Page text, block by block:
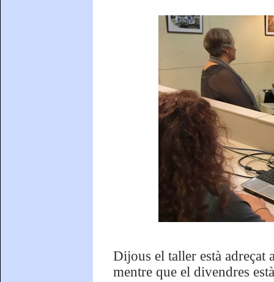
Dijous el taller està adreçat
mentre que el divendres